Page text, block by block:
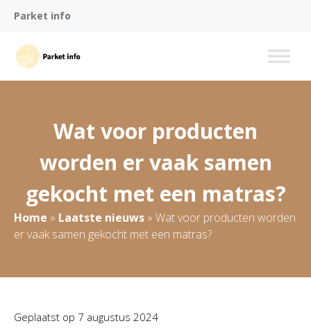
Parket info
Wat voor producten
worden er vaak samen
gekocht met een matras?
Home » Laatste nieuws » Wat voor producten worden
er vaak samen gekocht met een matras?
Geplaatst op 7 augustus 2024